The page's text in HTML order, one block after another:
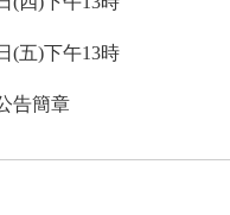
(五)下午13時
告簡章